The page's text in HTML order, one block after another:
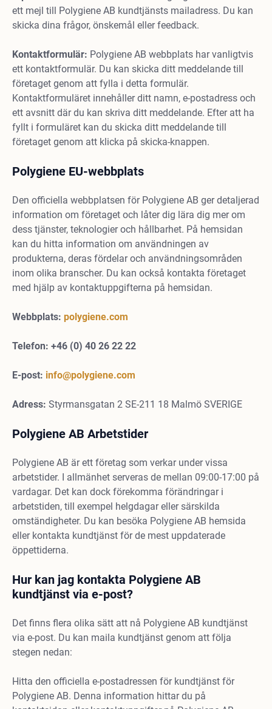
ett mejl till Polygiene AB kundtjänsts mailadress. Du kan
skicka dina frågor, önskemål eller feedback.
Kontaktformulär: Polygiene AB webbplats har vanligtvis
ett kontaktformulär. Du kan skicka ditt meddelande till
företaget genom att fylla i detta formulär.
Kontaktformuläret innehåller ditt namn, e-postadress och
ett avsnitt där du kan skriva ditt meddelande. Efter att ha
fyllt i formuläret kan du skicka ditt meddelande till
företaget genom att klicka på skicka-knappen.
Polygiene EU-webbplats
Den officiella webbplatsen för Polygiene AB ger detaljerad
information om företaget och låter dig lära dig mer om
dess tjänster, teknologier och hållbarhet. På hemsidan
kan du hitta information om användningen av
produkterna, deras fördelar och användningsområden
inom olika branscher. Du kan också kontakta företaget
med hjälp av kontaktuppgifterna på hemsidan.
Webbplats: polygiene.com
Telefon: +46 (0) 40 26 22 22
E-post: info@polygiene.com
Adress: Styrmansgatan 2 SE-211 18 Malmö SVERIGE
Polygiene AB Arbetstider
Polygiene AB är ett företag som verkar under vissa
arbetstider. I allmänhet serveras de mellan 09:00-17:00 på
vardagar. Det kan dock förekomma förändringar i
arbetstiden, till exempel helgdagar eller särskilda
omständigheter. Du kan besöka Polygiene AB hemsida
eller kontakta kundtjänst för de mest uppdaterade
öppettiderna.
Hur kan jag kontakta Polygiene AB
kundtjänst via e-post?
Det finns flera olika sätt att nå Polygiene AB kundtjänst
via e-post. Du kan maila kundtjänst genom att följa
stegen nedan:
Hitta den officiella e-postadressen för kundtjänst för
Polygiene AB. Denna information hittar du på